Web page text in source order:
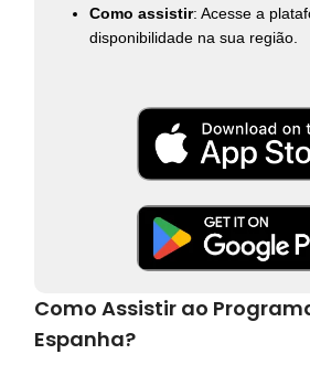
Como assistir: Acesse a
disponibilidade na sua região.
Como Assistir ao
Espanha?